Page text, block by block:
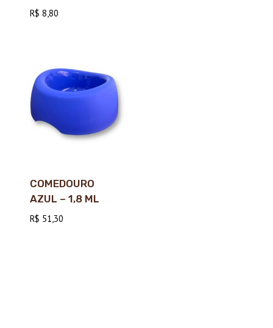
R$ 8,80
COMEDOURO
AZUL – 1,8 ML
R$ 51,30